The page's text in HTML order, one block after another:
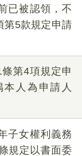
已被認領，不
第5款規定申請
第4項規定申
人為申請人
子女權利義務
規定以書面委